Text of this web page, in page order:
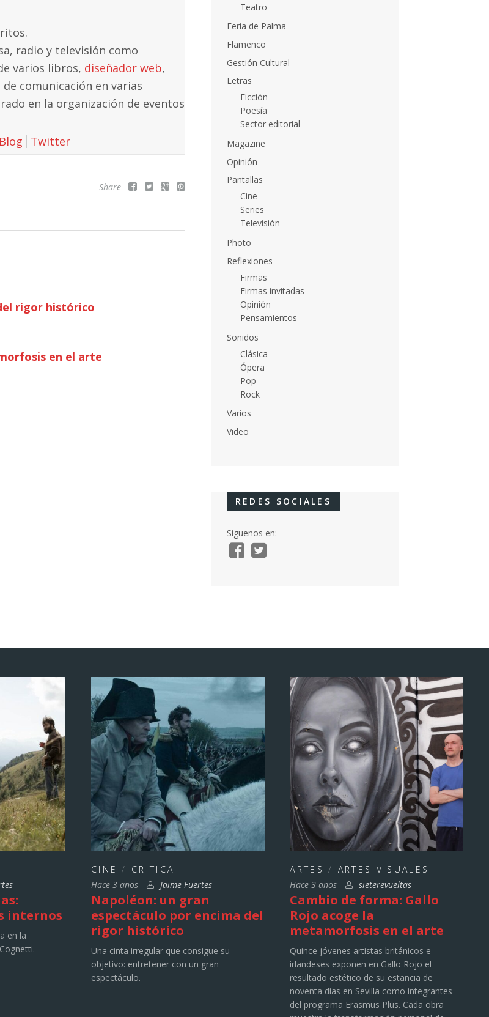
radio y televisión como
varios libros, diseñador web,
comunicación en varias
en la organización de eventos
Blog Twitter
Share
rigor histórico
en el arte
Teatro
Feria de Palma
Flamenco
Gestión Cultural
Letras
Ficción
Poesía
Sector editorial
Magazine
Opinión
Pantallas
Cine
Series
Televisión
Photo
Reflexiones
Firmas
Firmas invitadas
Opinión
Pensamientos
Sonidos
Clásica
Ópera
Pop
Rock
Varios
Video
REDES SOCIALES
Síguenos en:
internos
en la
CINE / CRITICA
Hace 3 años
Jaime Fuertes
Napoléon: un gran
espectáculo por encima del
rigor histórico
Una cinta irregular que consigue su
objetivo: entretener con un gran
espectáculo.
ARTES / ARTES VISUALES
Hace 3 años
sieterevueltas
Cambio de forma: Gallo
Rojo acoge la
metamorfosis en el arte
Quince jóvenes artistas británicos e
irlandeses exponen en Gallo Rojo el
resultado estético de su estancia de
noventa días en Sevilla como integrantes
del programa Erasmus Plus. Cada obra